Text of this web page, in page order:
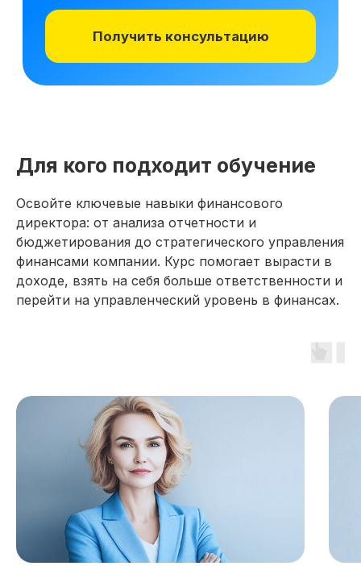
Для кого подходит обучение
Освойте ключевые навыки финансового
директора: от анализа отчетности и
бюджетирования до стратегического управления
финансами компании. Курс помогает вырасти в
доходе, взять на себя больше ответственности и
перейти на управленческий уровень в финансах.